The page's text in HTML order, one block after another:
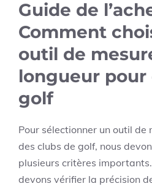
Guide de
Comment
outil de
longueur pour
golf
Pour sélectionner un outil de
des clubs de golf, nous
plusieurs critères
devons vérifier la précision